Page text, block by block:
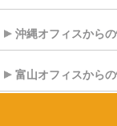
沖縄オフィスから
富山オフィスから